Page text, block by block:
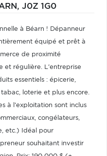
J0Z 1G0
à Béarn ! Dépanneur
équipé et prêt à
de proximité
et régulière. L'entreprise
essentiels : épicerie,
loterie et plus encore.
à l'exploitation sont inclus
congélateurs,
etc.) Idéal pour
souhaitant investir